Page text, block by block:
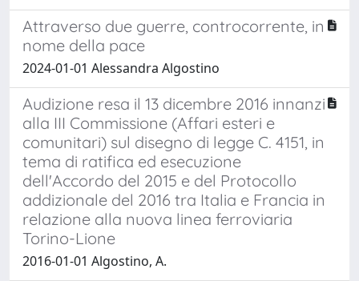
Attraverso due guerre, controcorrente, in
nome della pace
2024-01-01 Alessandra Algostino
Audizione resa il 13 dicembre 2016 innanzi
alla III Commissione (Affari esteri e
comunitari) sul disegno di legge C. 4151, in
tema di ratifica ed esecuzione
dell'Accordo del 2015 e del Protocollo
addizionale del 2016 tra Italia e Francia in
relazione alla nuova linea ferroviaria
Torino-Lione
2016-01-01 Algostino, A.